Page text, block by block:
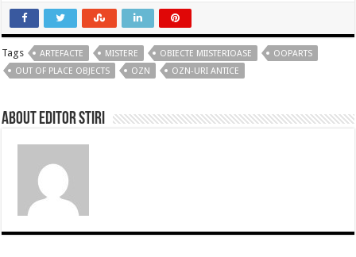
Tags ARTEFACTE MISTERE OBIECTE MIISTERIOASE
OOPARTS
OUT OF PLACE OBJECTS
OZN OZN-URI ANTICE
About Editor Stiri